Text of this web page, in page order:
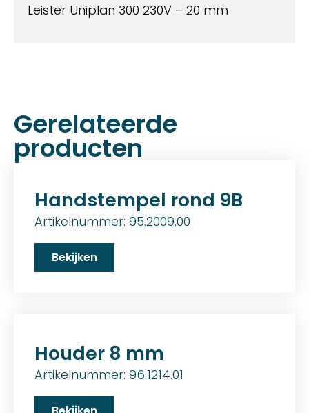
Leister Uniplan 300 230V – 20 mm
Gerelateerde
producten
Handstempel rond 9B
Artikelnummer: 95.2009.00
Bekijken
Houder 8 mm
Artikelnummer: 96.1214.01